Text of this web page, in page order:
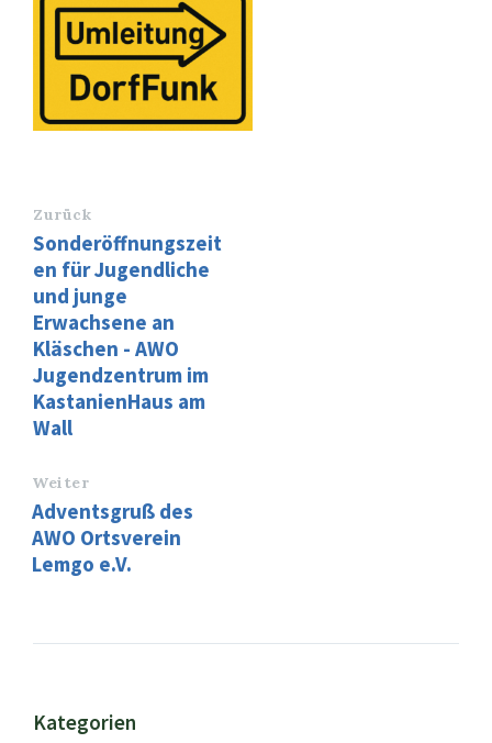
Zurück
Sonderöffnungszeit
en für Jugendliche
und junge
Erwachsene an
Kläschen - AWO
Jugendzentrum im
KastanienHaus am
Wall
Weiter
Adventsgruß des
AWO Ortsverein
Lemgo e.V.
Kategorien